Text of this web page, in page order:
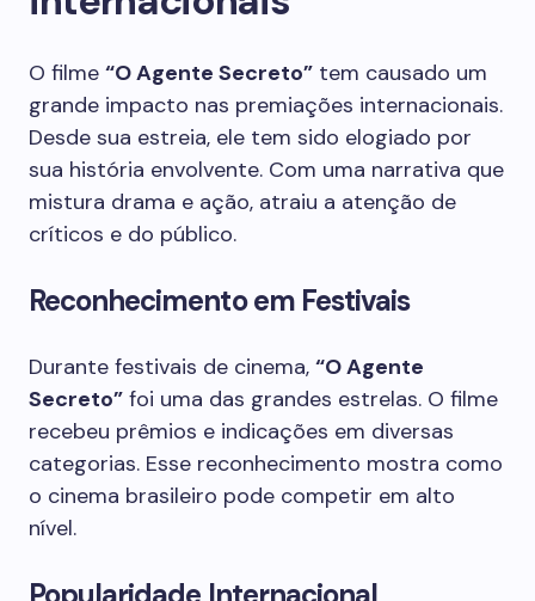
O filme “O Agente Secreto” tem causado um
grande impacto nas premiações internacionais.
Desde sua estreia, ele tem sido elogiado por
sua história envolvente. Com uma narrativa que
mistura drama e ação, atraiu a atenção de
críticos e do público.
Reconhecimento em Festivais
Durante festivais de cinema, “O Agente
Secreto” foi uma das grandes estrelas. O filme
recebeu prêmios e indicações em diversas
categorias. Esse reconhecimento mostra como
o cinema brasileiro pode competir em alto
nível.